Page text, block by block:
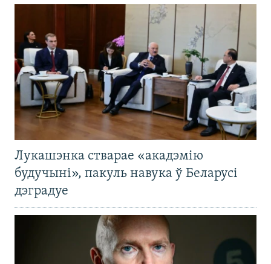
Лукашэнка стварае «акадэмію
будучыні», пакуль навука ў Беларусі
дэградуе